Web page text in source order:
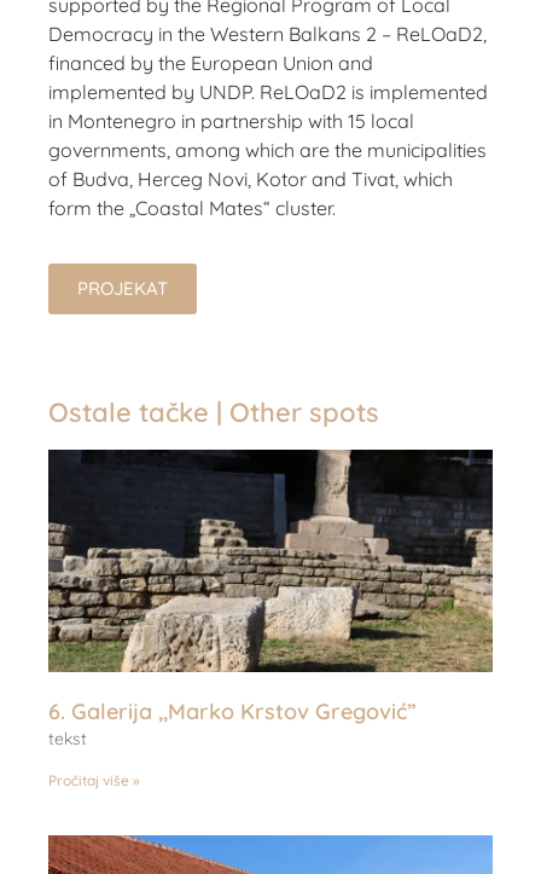
supported by the Regional Program of Local
Democracy in the Western Balkans 2 – ReLOaD2,
financed by the European Union and
implemented by UNDP. ReLOaD2 is implemented
in Montenegro in partnership with 15 local
governments, among which are the municipalities
of Budva, Herceg Novi, Kotor and Tivat, which
form the „Coastal Mates“ cluster.
PROJEKAT
Ostale tačke | Other spots
6. Galerija ,,Marko Krstov Gregović”
tekst
Pročitaj više »